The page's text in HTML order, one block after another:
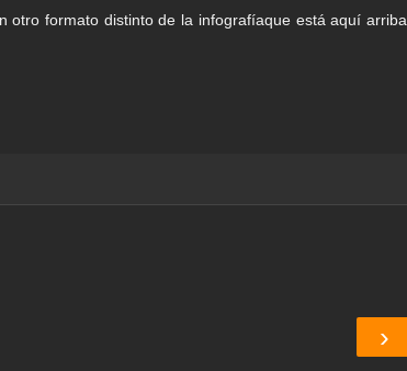
otro formato distinto de la infografíaque está aquí arriba,
›